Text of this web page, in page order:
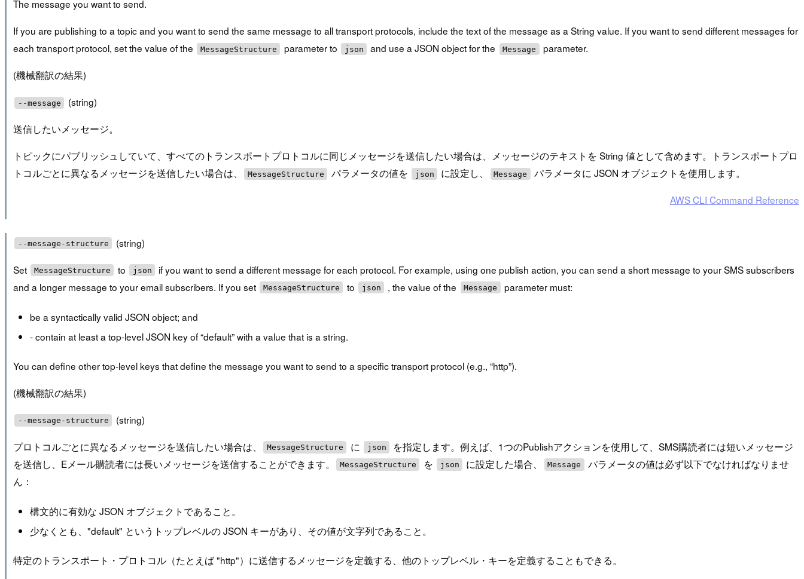
The message you want to send.
If you are publishing to a topic and you want to send the same message to all transport protocols, include the text of the message as a String value. If you want to send different messages for
each transport protocol, set the value of the
MessageStructure parameter to json and use a JSON object for the Message parameter.
(機械翻訳の結果)
--message (string)
送信したいメッセージ。
トピックにパブリッシュしていて、すべてのトランスポートプロトコルに同じメッセージを送信したい場合は、メッセージのテキストを String 値として含めます。トランスポートプロ
トコルごとに異なるメッセージを送信したい場合は、
MessageStructure パラメータの値を json に設定し、 Message パラメータに JSON オブジェクトを使用します。
AWS CLI Command Reference
--message-structure (string)
Set MessageStructure to json
if you want to send a different message for each protocol. For example, using one publish action, you can send a short message to your SMS subscribers
and a longer message to your email subscribers. If you set
MessageStructure to json , the value of the Message parameter must:
be a syntactically valid JSON object; and
- contain at least a top-level JSON key of “default” with a value that is a string.
You can define other top-level keys that define the message you want to send to a specific transport protocol (e.g., “http”).
(機械翻訳の結果)
--message-structure (string)
プロトコルごとに異なるメッセージを送信したい場合は、 MessageStructure に json
を指定します。例えば、1つのPublishアクションを使用して、SMS購読者には短いメッセージ
を送信し、Eメール購読者には長いメッセージを送信することができます。
MessageStructure を json に設定した場合、 Message
パラメータの値は必ず以下でなければなりませ
ん：
構文的に有効な JSON オブジェクトであること。
少なくとも、"default" というトップレベルの JSON キーがあり、その値が文字列であること。
特定のトランスポート・プロトコル（たとえば "http"）に送信するメッセージを定義する、他のトップレベル・キーを定義することもできる。